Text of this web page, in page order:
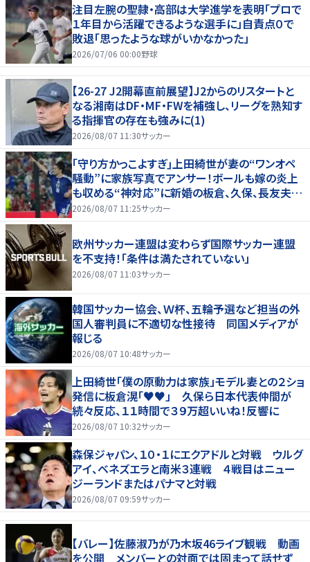
注目左腕の聖隷・高部は大学進学を表明「プロで
１年目から活躍できるような選手に」自責点０で
敗退「思ったような球がいかなかった」
2026/07/06 00:00野球
【26-27 J2開幕直前展望】J2からのリスタートと
なる湘南はDF・MF・FWを補強し、リーグを熟知す
る指揮官の存在も強みに(1)
2026/08/07 11:30サッカー
｢守り方かっこよすぎ｣上田綺世が妻の“ワンオペ
騒動”に家族写真でアンサー！ボールも嫁の炎上
も収める“神対応”に新婚の板倉、久保、長友夫妻
もエール！
2026/08/07 11:25サッカー
欧州サッカー連盟は変わらず国際サッカー連盟
を不支持！「条件は満たされていない」
2026/08/07 11:03サッカー
韓国サッカー協会、Ｗ杯、五輪予選など担当の外
国人審判員に不適切な性接待 同国メディアが
報じる
2026/08/07 10:48サッカー
上田綺世「僕の原動力は家族」モデル妻との２ショ
発信に板倉滉「♥♥」 久保ら日本代表仲間が
続々反応、１１時間で３９万超いいね！反響に
2026/08/07 10:32サッカー
森保ジャパン、１０・１にエクアドルと対戦 ウルグ
アイ、ベネズエラと南米３連戦 ４戦目はニュー
ジーランドまたはパナマと対戦
2026/08/07 09:59サッカー
【バレー】佐藤淑乃が乃木坂46ライブ観戦 動画
を公開 メンバーとの対面では固まって話せず